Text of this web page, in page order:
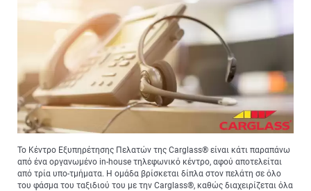
Το Κέντρο Εξυπηρέτησης Πελατών της Carglass® είναι κάτι παραπάνω
από ένα οργανωμένο in-house τηλεφωνικό κέντρο, αφού αποτελείται
από τρία υπο-τμήματα. Η ομάδα βρίσκεται δίπλα στον πελάτη σε όλο
του φάσμα του ταξιδιού του με την Carglass®, καθώς διαχειρίζεται όλα